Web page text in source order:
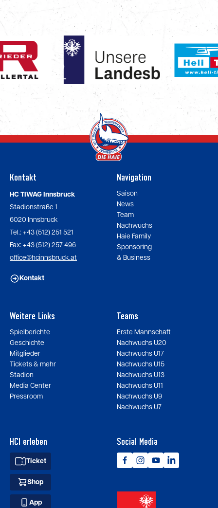
Kontakt
HC TIWAG Innsbruck
Stadionstraße 1
6020 Innsbruck
Tel.: +43 (512) 251 521
Fax: +43 (512) 257 496
office@hcinnsbruck.at
Kontakt
Navigation
Saison
News
Team
Nachwuchs
Haie Family
Sponsoring
& Business
Weitere Links
Spielberichte
Geschichte
Mitglieder
Tickets & mehr
Stadion
Media Center
Pressroom
Teams
Erste Mannschaft
Nachwuchs U20
Nachwuchs U17
Nachwuchs U15
Nachwuchs U13
Nachwuchs U11
Nachwuchs U9
Nachwuchs U7
HCI erleben
Ticket
Shop
App
Social Media